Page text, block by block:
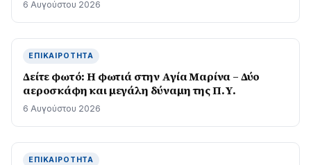
6 Αυγούστου 2026
ΕΠΙΚΑΙΡΌΤΗΤΑ
Δείτε φωτό: Η φωτιά στην Αγία Μαρίνα – Δύο
αεροσκάφη και μεγάλη δύναμη της Π.Υ.
6 Αυγούστου 2026
ΕΠΙΚΑΙΡΌΤΗΤΑ